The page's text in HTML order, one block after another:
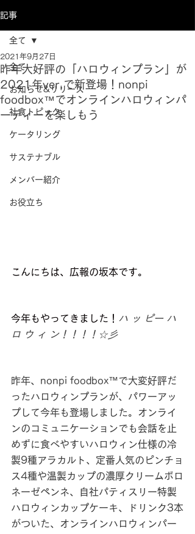
記事
全て
お知らせ&リリース
社食トピック
ケータリング
サステナブル
メンバー紹介
お役立ち
全て
昨年大好評の「ハロウィンプラン」が
2021年ver.で新登場！nonpi
foodbox™でオンラインハロウィンパ
ーティーを楽しもう
2021年9月27日
こんにちは、広報の坂本です。
今年もやってきました！ ハ ッ ピー ハ
ロ ウ ィ ン！！！！☆彡
昨年、nonpi foodbox™で大変好評だ
ったハロウィンプランが、パワーアッ
プして今年も登場しました。オンライ
ンのコミュニケーションでも会話を止
めずに食べやすいハロウィン仕様の冷
製9種アラカルト、定番人気のピンチョ
ス4種や温製カップの濃厚クリームボロ
ネーゼペンネ、自社パティスリー特製
ハロウィンカップケーキ、ドリンク3本
がついた、オンラインハロウィンパー